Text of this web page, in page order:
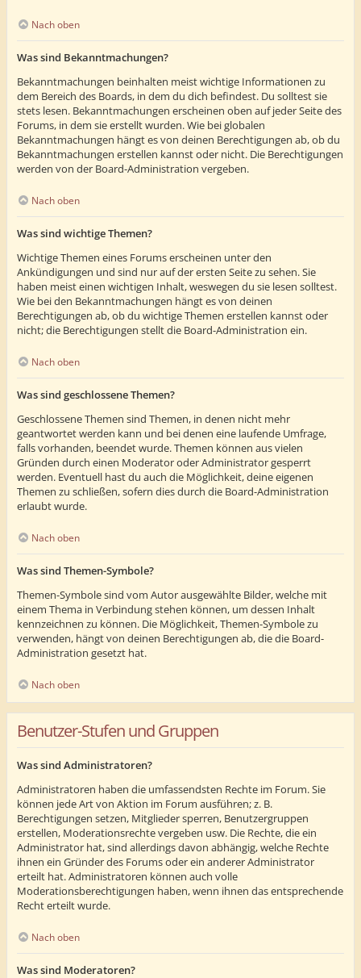
Nach oben
Was sind Bekanntmachungen?
Bekanntmachungen beinhalten meist wichtige Informationen zu
dem Bereich des Boards, in dem du dich befindest. Du solltest sie
stets lesen. Bekanntmachungen erscheinen oben auf jeder Seite des
Forums, in dem sie erstellt wurden. Wie bei globalen
Bekanntmachungen hängt es von deinen Berechtigungen ab, ob du
Bekanntmachungen erstellen kannst oder nicht. Die Berechtigungen
werden von der Board-Administration vergeben.
Nach oben
Was sind wichtige Themen?
Wichtige Themen eines Forums erscheinen unter den
Ankündigungen und sind nur auf der ersten Seite zu sehen. Sie
haben meist einen wichtigen Inhalt, weswegen du sie lesen solltest.
Wie bei den Bekanntmachungen hängt es von deinen
Berechtigungen ab, ob du wichtige Themen erstellen kannst oder
nicht; die Berechtigungen stellt die Board-Administration ein.
Nach oben
Was sind geschlossene Themen?
Geschlossene Themen sind Themen, in denen nicht mehr
geantwortet werden kann und bei denen eine laufende Umfrage,
falls vorhanden, beendet wurde. Themen können aus vielen
Gründen durch einen Moderator oder Administrator gesperrt
werden. Eventuell hast du auch die Möglichkeit, deine eigenen
Themen zu schließen, sofern dies durch die Board-Administration
erlaubt wurde.
Nach oben
Was sind Themen-Symbole?
Themen-Symbole sind vom Autor ausgewählte Bilder, welche mit
einem Thema in Verbindung stehen können, um dessen Inhalt
kennzeichnen zu können. Die Möglichkeit, Themen-Symbole zu
verwenden, hängt von deinen Berechtigungen ab, die die Board-
Administration gesetzt hat.
Nach oben
Benutzer-Stufen und Gruppen
Was sind Administratoren?
Administratoren haben die umfassendsten Rechte im Forum. Sie
können jede Art von Aktion im Forum ausführen; z. B.
Berechtigungen setzen, Mitglieder sperren, Benutzergruppen
erstellen, Moderationsrechte vergeben usw. Die Rechte, die ein
Administrator hat, sind allerdings davon abhängig, welche Rechte
ihnen ein Gründer des Forums oder ein anderer Administrator
erteilt hat. Administratoren können auch volle
Moderationsberechtigungen haben, wenn ihnen das entsprechende
Recht erteilt wurde.
Nach oben
Was sind Moderatoren?